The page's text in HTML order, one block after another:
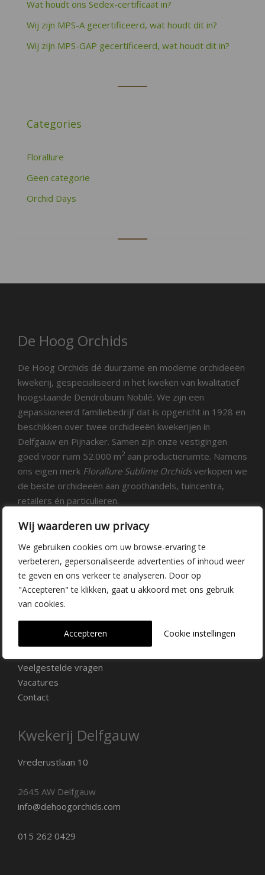
Wij waarderen uw privacy
We gebruiken cookies om uw browse-ervaring te
verbeteren, gepersonaliseerde advertenties of inhoud weer
te geven en ons verkeer te analyseren. Door op
"Accepteren" te klikken, gaat u akkoord met ons gebruik
van cookies.
Cookie instellingen
Accepteren
Wat houdt ons Sedex-certificaat in?
Wij zijn MPS-A gecertificeerd, wat houdt dit in?
Wij zijn MPS-GAP gecertificeerd, wat houdt dit in?
Categories
Florallure
Geen categorie
Orchid Days
De Hoog Orchids
De Hoog Orchids dé duurzame en moderne orchideeën
kwekerij, gespecialiseerd in het kweken van kwalitatief
hoogstaande Dendrobium Nobilé. We zijn een
gepassioneerd familiebedrijf dat is opgericht in 1928 en
beschikken over twee orchideeën kwekerijen in
Delfgauw en Pijnacker. Samen zijn onze vestigingen
goed voor ruim 52.000 m2 aan productieruimte. Namens
ons eigen merk Florallure Sublime Orchidsverkopen we
de beste orchideeën aan groothandels, tuincentra,
retailers én particulieren.
Populaire pagina's
Florallure
Orchidee soorten
Verkooppunten
Promotiemateriaal
Onze kwekerij
Veelgestelde vragen
Vacatures
Contact
Kwekerij Delfgauw
Vrederustlaan 10
2645 AW Delfgauw
info@dehoogorchids.com
015 262 0429